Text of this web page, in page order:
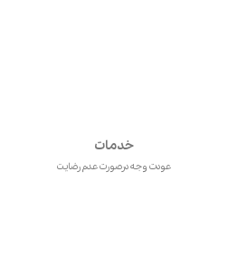
خدمات
عودت وجه درصورت عدم رضایت